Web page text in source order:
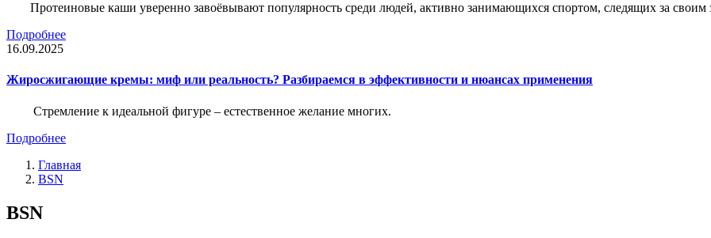
Протеиновые каши уверенно завоёвывают популярность среди людей, активно занимающихся спортом, следящих за
Подробнее
16.09.2025
Жиросжигающие кремы: миф или реальность? Разбираемся в эффективности и нюансах применения
Стремление к идеальной фигуре – естественное желание многих.
Подробнее
Главная
BSN
BSN